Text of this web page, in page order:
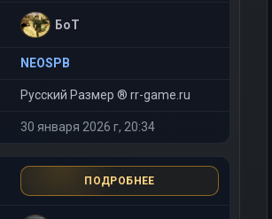
БоТ
NEOSPB
Русский Размер ® rr-game.ru
30 января 2026 г, 20:34
ПОДРОБНЕЕ